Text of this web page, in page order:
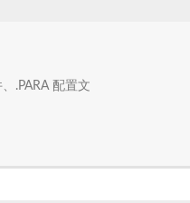
.PARA 配置文